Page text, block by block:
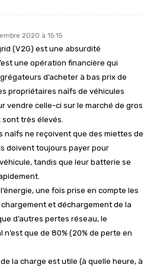
2020 à 15:15
(V2G) est une absurdité
une opération financière qui
d’acheter à bas prix de
propriétaires naïfs de véhicules
vendre celle-ci sur le marché de gros
très élevés.
naïfs ne reçoivent que des miettes de
doivent toujours payer pour
tandis que leur batterie se
une fois prise en compte les
et déchargement de la
d’autres pertes réseau, le
que de 80% (20% de perte en
la charge est utile (à quelle heure, à